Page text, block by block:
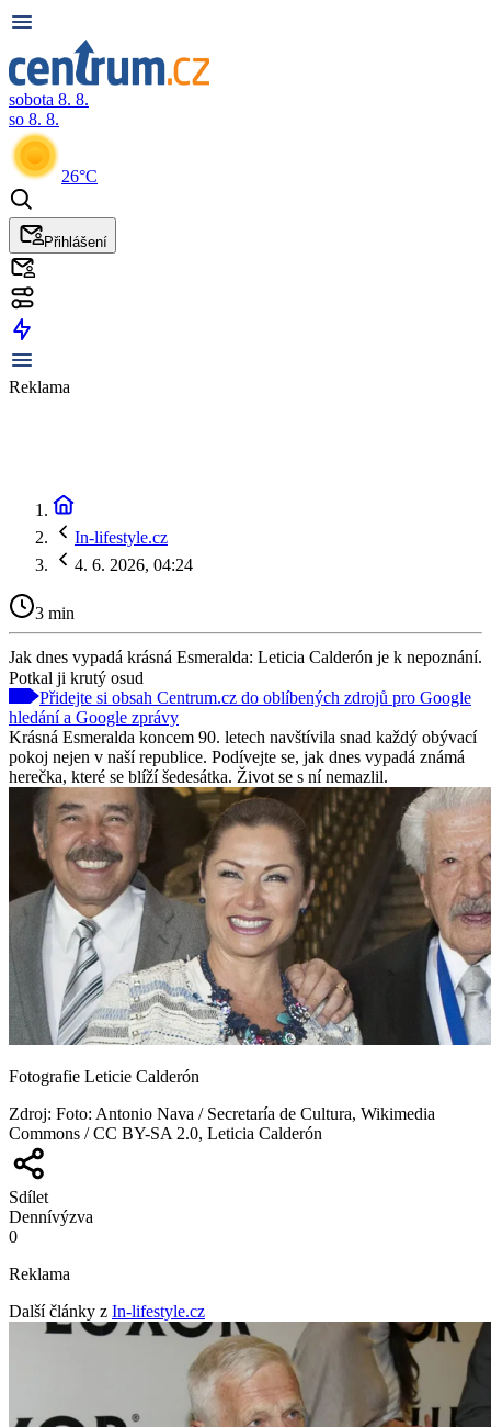
sobota 8. 8.
so 8. 8.
26°C
Přihlášení
Reklama
In-lifestyle.cz
4. 6. 2026, 04:24
3 min
Jak dnes vypadá krásná Esmeralda: Leticia Calderón je k nepoznání.
Potkal ji krutý osud
Přidejte si obsah Centrum.cz do oblíbených zdrojů pro Google
hledání a Google zprávy
Krásná Esmeralda koncem 90. letech navštívila snad každý obývací
pokoj nejen v naší republice. Podívejte se, jak dnes vypadá známá
herečka, které se blíží šedesátka. Život se s ní nemazlil.
Fotografie Leticie Calderón
Zdroj: Foto: Antonio Nava / Secretaría de Cultura, Wikimedia
Commons / CC BY-SA 2.0, Leticia Calderón
Sdílet
Dennívýzva
0
Reklama
Další články z In-lifestyle.cz